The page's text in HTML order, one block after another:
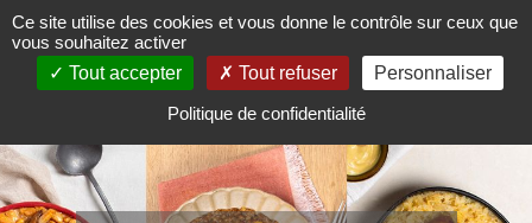
Ce site utilise des cookies et vous donne le contrôle sur ceux que
vous souhaitez activer
Tout accepter
Tout refuser
Personnaliser
Politique de confidentialité